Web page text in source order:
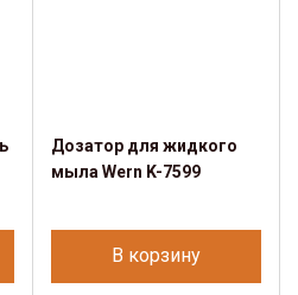
Дозатор для жидкого
мыла Wern K-7599
В корзину